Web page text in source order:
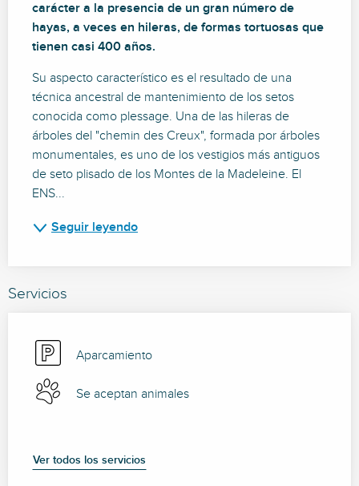
carácter a la presencia de un gran número de
hayas, a veces en hileras, de formas tortuosas que
tienen casi 400 años.
Su aspecto característico es el resultado de una
técnica ancestral de mantenimiento de los setos
conocida como plessage. Una de las hileras de
árboles del "chemin des Creux", formada por árboles
monumentales, es uno de los vestigios más antiguos
de seto plisado de los Montes de la Madeleine. El
ENS...
Seguir leyendo
Servicios
Aparcamiento
Se aceptan animales
Ver todos los servicios